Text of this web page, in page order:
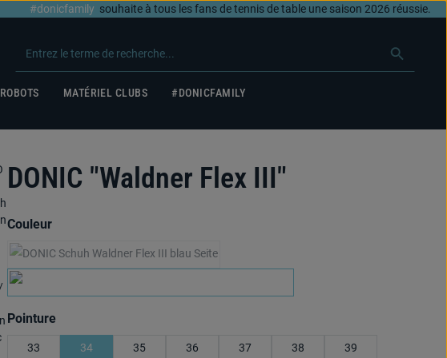
#donicfamily souhaite à tous les fans de tennis de table une saison 2026 réussie.
ROBOTS MATÉRIEL CLUBS
#DONICFAMILY
DONIC "Waldner Flex III"
Sélectionnez
Couleur
Sélectionnez
Pointure
33 34 35 36 37 38
39